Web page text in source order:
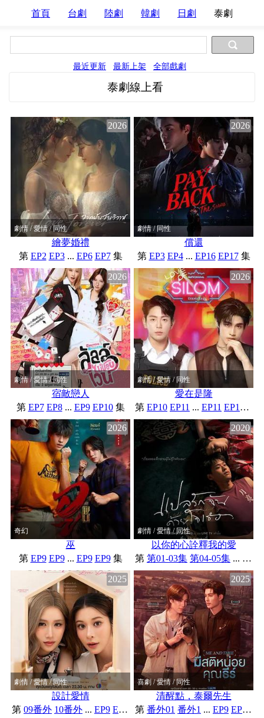
首頁 台劇 陸劇 韓劇 日劇 泰劇
最近更新 最新上架 全部戲劇
泰劇線上看
劇情 / 愛情 / 同性
2026
繪夢婚禮
第 EP2 EP3... EP6 EP7集
劇情 / 同性
2026
償還
第 EP3 EP4... EP16 EP17集
劇情 / 愛情 / 同性
2026
宿敵戀人
第 EP7 EP8... EP9 EP10集
劇情 / 愛情 / 同性
2026
愛在是隆
第 EP10 EP11 ... EP11 EP12 集
奇幻
2026
巫
第 EP9 EP9... EP9 EP9集
劇情 / 愛情 / 同性
2020
以你的心詮釋我的愛
第 第01-03集 第04-05集 ... EP32
劇情 / 愛情 / 同性
2025
設計愛情
第 09番外 10番外 ... EP9 EP10 集
喜劇 / 愛情 / 同性
2025
清醒點，泰爾先生
第 番外01 番外1 ... EP9 EP10